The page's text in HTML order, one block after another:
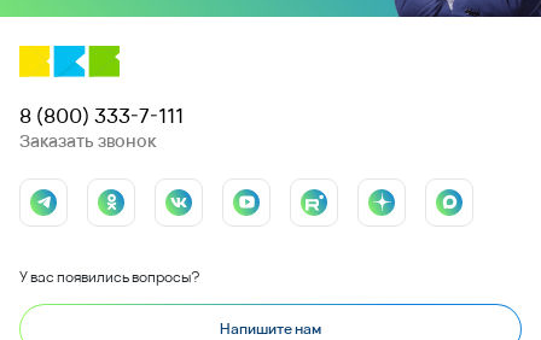
8 (800) 333-7-111
Заказать звонок
У вас появились вопросы?
Напишите нам